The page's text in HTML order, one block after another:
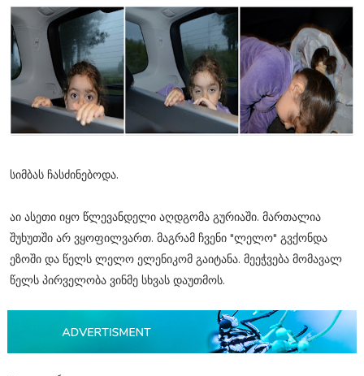
სიმბას ჩასძინებოდა.
აი ასეთი იყო წლევანდელი აღდგომა გურიაში. მართალია
შუხუთში არ ვყოფილვართ. მაგრამ ჩვენი "ლელო" გვქონდა
ეზოში და წელს ლელო ელენიკომ გაიტანა. მეეჭვება მომავალ
წელს პირველობა ვინმე სხვას დაუთმოს.